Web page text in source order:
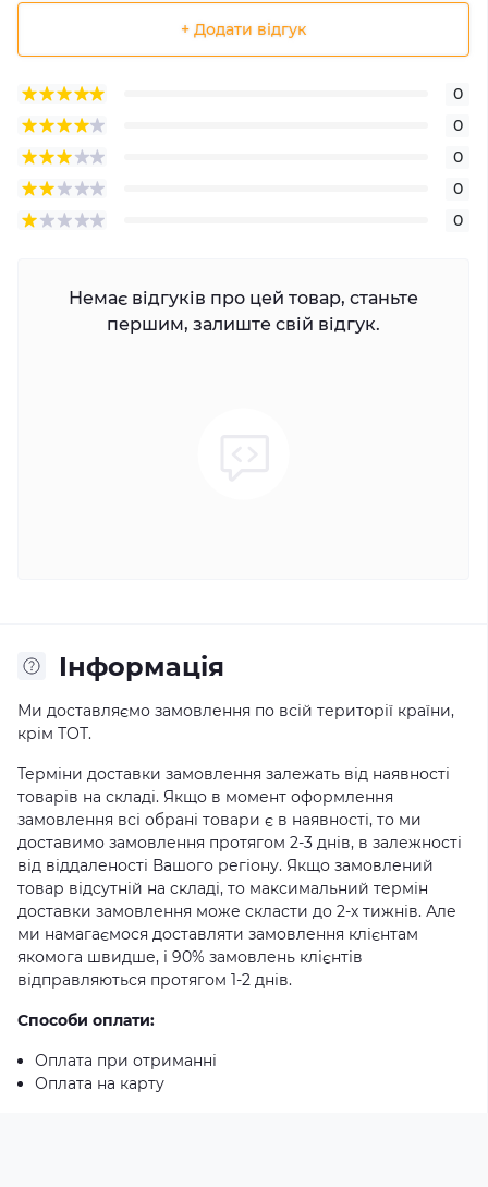
+ Додати відгук
0
0
0
0
0
Немає відгуків про цей товар, станьте
першим, залиште свій відгук.
Iнформація
Ми доставляємо замовлення по всій території країни,
крім ТОТ.
Терміни доставки замовлення залежать від наявності
товарів на складі. Якщо в момент оформлення
замовлення всі обрані товари є в наявності, то ми
доставимо замовлення протягом 2-3 днів, в залежності
від віддаленості Вашого регіону. Якщо замовлений
товар відсутній на складі, то максимальний термін
доставки замовлення може скласти до 2-х тижнів. Але
ми намагаємося доставляти замовлення клієнтам
якомога швидше, і 90% замовлень клієнтів
відправляються протягом 1-2 днів.
Способи оплати:
Оплата при отриманні
Оплата на карту